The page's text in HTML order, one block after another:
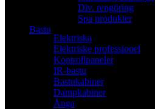
Div. rengöring
Spa produkter
Bastu
Elektriska
Elektriske professionel
Kontrollpaneler
IR-bastu
Bastukabiner
Dampkabiner
Ånga